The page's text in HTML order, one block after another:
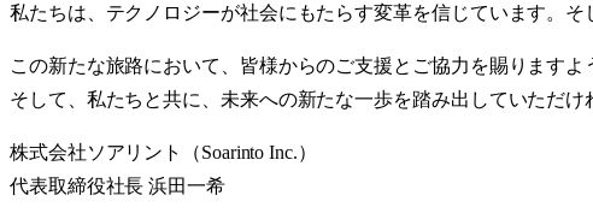
私たちは、テクノロジーが社会にもたらす変革を信じています。
この新たな旅路において、皆様からのご支援とご協力を賜りますよ
そして、私たちと共に、未来への新たな一歩を踏み出していただけ
株式会社ソアリント（Soarinto Inc.）
代表取締役社長 浜田一希